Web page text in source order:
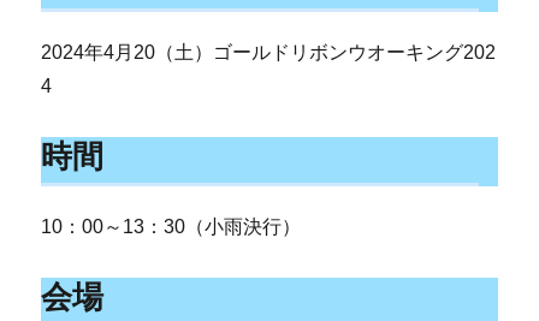
2024年4月20（土）ゴールドリボンウオーキング202
4
時間
10：00～13：30（小雨決行）
会場